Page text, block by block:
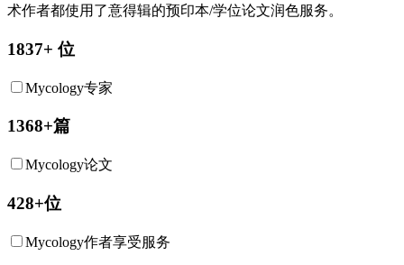
术作者都使用了意得辑的预印本/学位论文润色服务。
1837+ 位
Mycology专家
1368+篇
Mycology论文
428+位
Mycology作者享受服务